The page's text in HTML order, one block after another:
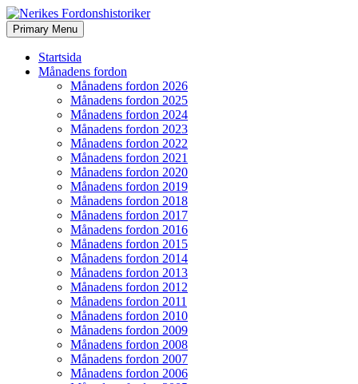
Nerikes Fordonshistoriker
Search
Primary Menu Skip
to
Startsida
Månadens fordon
Månadens fordon 2026
Månadens fordon 2025
Månadens fordon 2024
Månadens fordon 2023
Månadens fordon 2022
Månadens fordon 2021
Månadens fordon 2020
Månadens fordon 2019
Månadens fordon 2018
Månadens fordon 2017
Månadens fordon 2016
Månadens fordon 2015
Månadens fordon 2014
Månadens fordon 2013
Månadens fordon 2012
Månadens fordon 2011
Månadens fordon 2010
Månadens fordon 2009
Månadens fordon 2008
Månadens fordon 2007
Månadens fordon 2006